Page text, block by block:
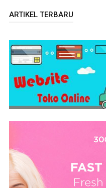
ARTIKEL TERBARU